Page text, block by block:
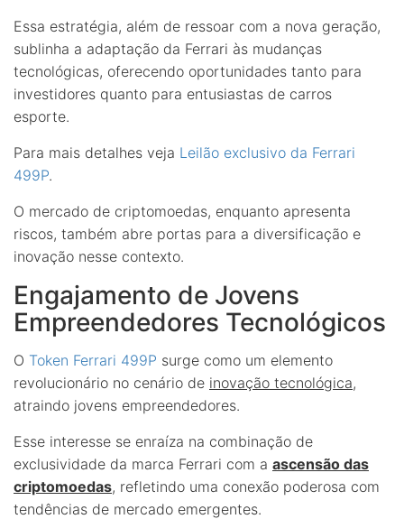
Essa estratégia, além de ressoar com a nova geração,
sublinha a adaptação da Ferrari às mudanças
tecnológicas, oferecendo oportunidades tanto para
investidores quanto para entusiastas de carros
esporte.
Para mais detalhes veja Leilão exclusivo da Ferrari
499P.
O mercado de criptomoedas, enquanto apresenta
riscos, também abre portas para a diversificação e
inovação nesse contexto.
Engajamento de Jovens
Empreendedores Tecnológicos
O Token Ferrari 499P surge como um elemento
revolucionário no cenário de inovação tecnológica,
atraindo jovens empreendedores.
Esse interesse se enraíza na combinação de
exclusividade da marca Ferrari com a ascensão das
criptomoedas, refletindo uma conexão poderosa com
tendências de mercado emergentes.